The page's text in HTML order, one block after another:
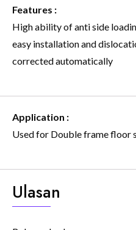
Features :
High ability of anti side
easy installation and
corrected automatically
Application :
Used for Double frame floor
Ulasan